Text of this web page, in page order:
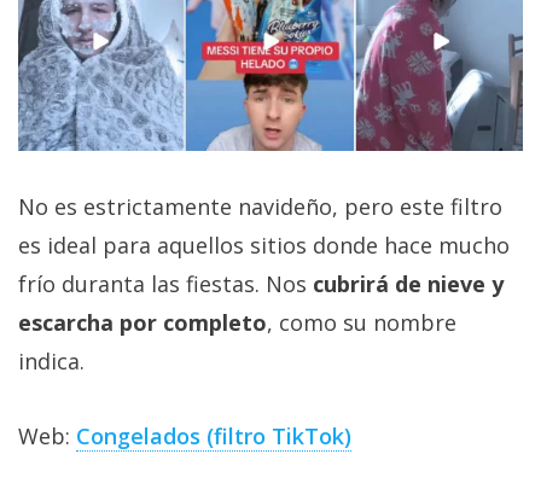
No es estrictamente navideño, pero este filtro
es ideal para aquellos sitios donde hace mucho
frío duranta las fiestas. Nos cubrirá de nieve y
escarcha por completo, como su nombre
indica.
Web: Congelados (filtro TikTok)